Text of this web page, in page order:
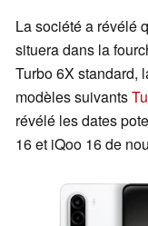
La société a révélé
situera dans la
Turbo 6X standard,
modèles suivants
révélé les dates
16 et iQoo 16 de